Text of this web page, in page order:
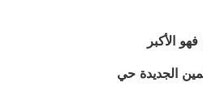
الأكبر
الجديدة حي